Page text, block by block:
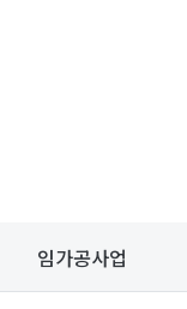
임가공사업